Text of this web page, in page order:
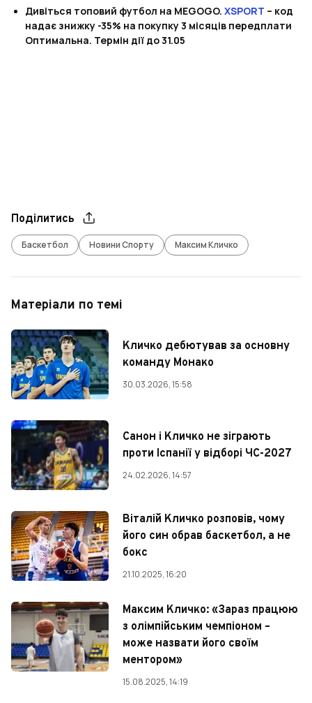
Дивіться топовий футбол на MEGOGO. XSPORT – код
надає знижку -35% на покупку 3 місяців передплати
Оптимальна. Термін дії до 31.05
Поділитись
Баскетбол Новини Спорту Максим Кличко
Матеріали по темі
Кличко дебютував за основну
команду Монако
30.03.2026, 15:58
Санон і Кличко не зіграють
проти Іспанії у відборі ЧС-2027
24.02.2026, 14:57
Віталій Кличко розповів, чому
його син обрав баскетбол, а не
бокс
21.10.2025, 16:20
Максим Кличко: «Зараз працюю
з олімпійським чемпіоном –
може назвати його своїм
ментором»
15.08.2025, 14:19